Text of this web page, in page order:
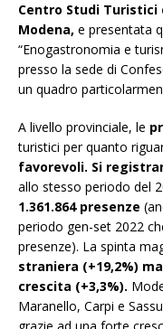
Centro Studi Turistici
Modena, e presentata
“Enogastronomia e
presso la sede di
un quadro
A livello provinciale, le
turistici per quanto
favorevoli. Si
allo stesso periodo del
1.361.864 presenze
periodo gen-set 2022
presenze). La spinta
straniera (+19,2%)
crescita (+3,3%).
Maranello, Carpi e